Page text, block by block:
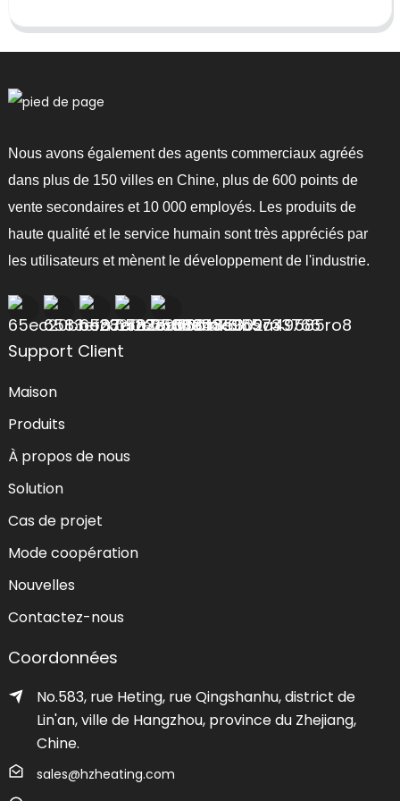
Nous avons également des agents commerciaux agréés
dans plus de 150 villes en Chine, plus de 600 points de
vente secondaires et 10 000 employés. Les produits de
haute qualité et le service humain sont très appréciés par
les utilisateurs et mènent le développement de l'industrie.
Support Client
Maison
Produits
À propos de nous
Solution
Cas de projet
Mode coopération
Nouvelles
Contactez-nous
Coordonnées
No.583, rue Heting, rue Qingshanhu, district de
Lin'an, ville de Hangzhou, province du Zhejiang,
Chine.
sales@hzheating.com